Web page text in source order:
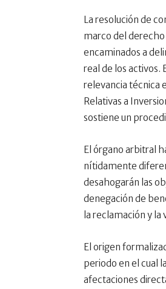
La resolución de
marco del
encaminados a
real de los activos.
relevancia técnica
Relativas a
sostiene un
El órgano arbitral
nítidamente
desahogarán las
denegación de
la reclamación y la
El origen
periodo en el cual
afectaciones